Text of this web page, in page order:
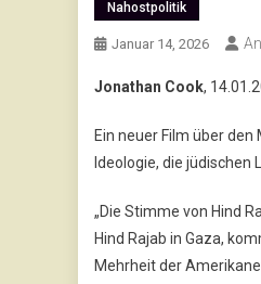
Nahostpolitik
Januar 14, 2026
Jonathan Cook,
Ein neuer Film über
Ideologie, die
„Die Stimme von Hind
Hind Rajab in Gaza,
Mehrheit der